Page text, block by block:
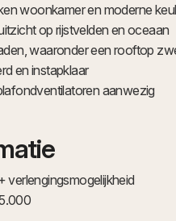
woonkamer en moderne
op rijstvelden en oceaan
waaronder een rooftop
en instapklaar
aanwezig
verlengingsmogelijkheid